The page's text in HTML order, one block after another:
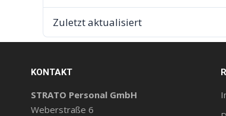
Zuletzt aktualisiert
KONTAKT
STRATO Personal GmbH
Weberstraße 6